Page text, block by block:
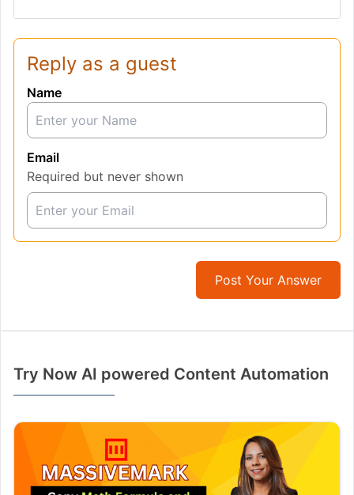
Reply as a guest
Name
Email
Required but never shown
Post Your Answer
Try Now AI powered Content Automation